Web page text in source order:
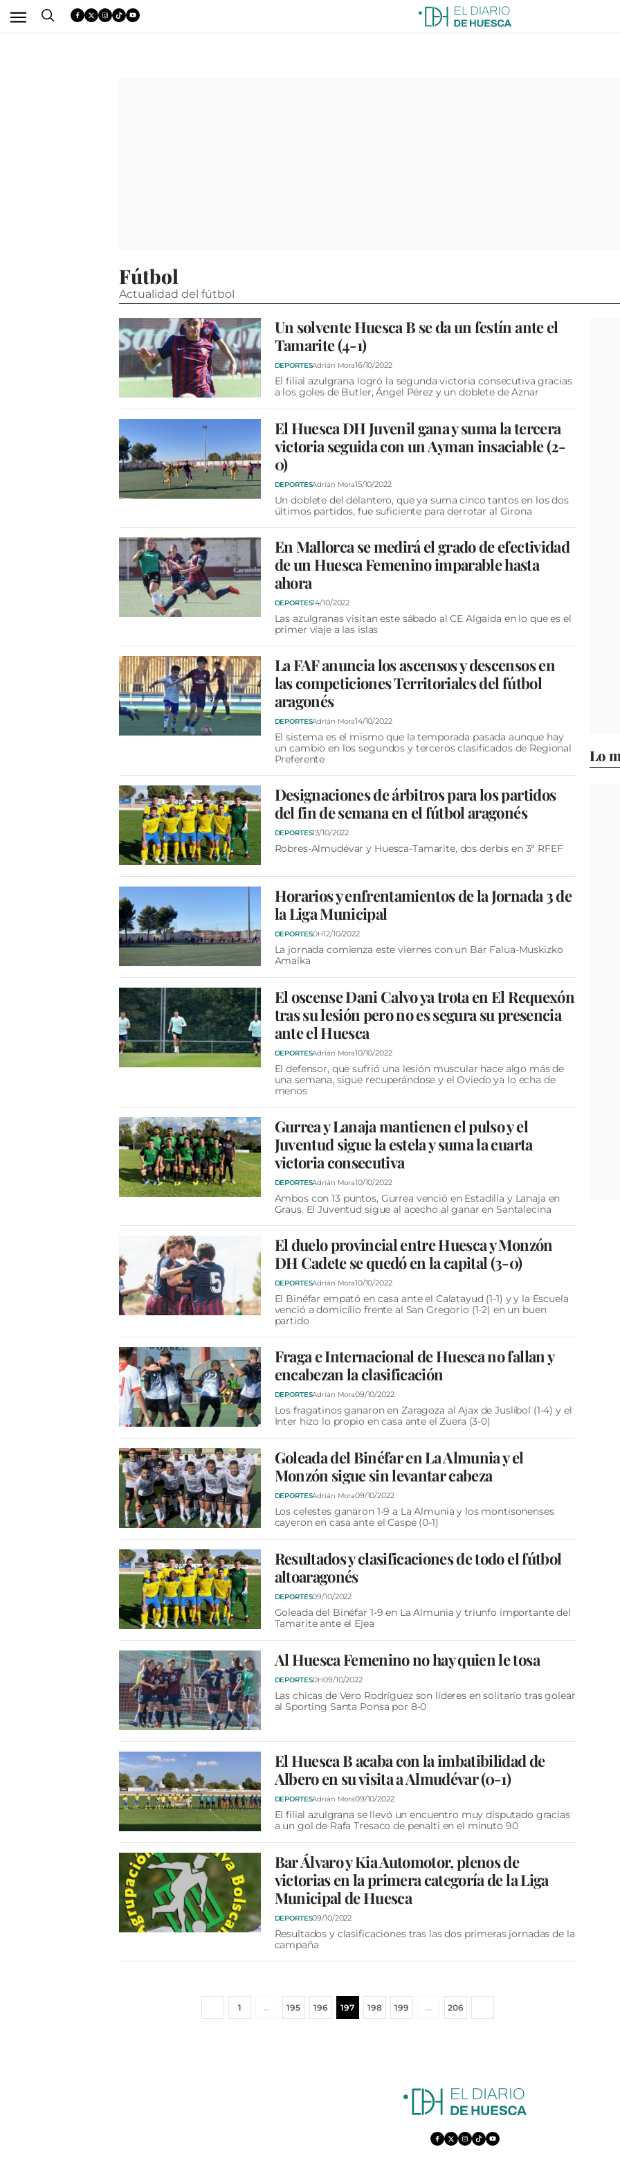
Fútbol
Actualidad del fútbol
Un solvente Huesca B se da un festín ante el
Tamarite (4-1)
DEPORTESAdrián Mora16/10/2022
El filial azulgrana logró la segunda victoria consecutiva gracias
a los goles de Butler, Ángel Pérez y un doblete de Aznar
El Huesca DH Juvenil gana y suma la tercera
victoria seguida con un Ayman insaciable (2-
0)
DEPORTESAdrián Mora15/10/2022
Un doblete del delantero, que ya suma cinco tantos en los dos
últimos partidos, fue suficiente para derrotar al Girona
En Mallorca se medirá el grado de efectividad
de un Huesca Femenino imparable hasta
ahora
DEPORTES14/10/2022
Las azulgranas visitan este sábado al CE Algaida en lo que es el
primer viaje a las islas
La FAF anuncia los ascensos y descensos en
las competiciones Territoriales del fútbol
aragonés
DEPORTESAdrián Mora14/10/2022
El sistema es el mismo que la temporada pasada aunque hay
un cambio en los segundos y terceros clasificados de Regional
Preferente
Designaciones de árbitros para los partidos
del fin de semana en el fútbol aragonés
DEPORTES13/10/2022
Robres-Almudévar y Huesca-Tamarite, dos derbis en 3ª RFEF
Horarios y enfrentamientos de la Jornada 3 de
la Liga Municipal
DEPORTESDH12/10/2022
La jornada comienza este viernes con un Bar Falua-Muskizko
Amaika
El oscense Dani Calvo ya trota en El Requexón
tras su lesión pero no es segura su presencia
ante el Huesca
DEPORTESAdrián Mora10/10/2022
El defensor, que sufrió una lesión muscular hace algo más de
una semana, sigue recuperándose y el Oviedo ya lo echa de
menos
Gurrea y Lanaja mantienen el pulso y el
Juventud sigue la estela y suma la cuarta
victoria consecutiva
DEPORTESAdrián Mora10/10/2022
Ambos con 13 puntos, Gurrea venció en Estadilla y Lanaja en
Graus. El Juventud sigue al acecho al ganar en Santalecina
El duelo provincial entre Huesca y Monzón
DH Cadete se quedó en la capital (3-0)
DEPORTESAdrián Mora10/10/2022
El Binéfar empató en casa ante el Calatayud (1-1) y y la Escuela
venció a domicilio frente al San Gregorio (1-2) en un buen
partido
Fraga e Internacional de Huesca no fallan y
encabezan la clasificación
DEPORTESAdrián Mora09/10/2022
Los fragatinos ganaron en Zaragoza al Ajax de Juslibol (1-4) y el
Inter hizo lo propio en casa ante el Zuera (3-0)
Goleada del Binéfar en La Almunia y el
Monzón sigue sin levantar cabeza
DEPORTESAdrián Mora09/10/2022
Los celestes ganaron 1-9 a La Almunia y los montisonenses
cayeron en casa ante el Caspe (0-1)
Resultados y clasificaciones de todo el fútbol
altoaragonés
DEPORTES09/10/2022
Goleada del Binéfar 1-9 en La Almunia y triunfo importante del
Tamarite ante el Ejea
Al Huesca Femenino no hay quien le tosa
DEPORTESDH09/10/2022
Las chicas de Vero Rodríguez son líderes en solitario tras golear
al Sporting Santa Ponsa por 8-0
El Huesca B acaba con la imbatibilidad de
Albero en su visita a Almudévar (0-1)
DEPORTESAdrián Mora09/10/2022
El filial azulgrana se llevó un encuentro muy disputado gracias
a un gol de Rafa Tresaco de penalti en el minuto 90
Bar Álvaro y Kia Automotor, plenos de
victorias en la primera categoría de la Liga
Municipal de Huesca
DEPORTES09/10/2022
Resultados y clasificaciones tras las dos primeras jornadas de la
campaña
1 … 195 196 197 198 199 … 206
Lo